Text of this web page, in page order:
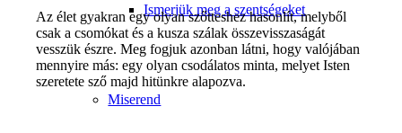
Ismerjük meg a szentségeket
Miserend
Az élet gyakran egy olyan szőtteshez hasonlít, melyből
csak a csomókat és a kusza szálak összevisszaságát
vesszük észre. Meg fogjuk azonban látni, hogy valójában
mennyire más: egy olyan csodálatos minta, melyet Isten
szeretete sző majd hitünkre alapozva.